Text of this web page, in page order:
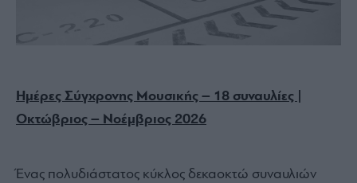
Ημέρες Σύγχρονης Μουσικής – 18 συναυλίες |
Οκτώβριος – Νοέμβριος 2026
Ένας πολυδιάστατος κύκλος δεκαοκτώ συναυλιών